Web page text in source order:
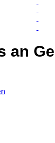
an